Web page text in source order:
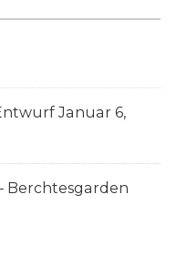
Januar 6,
Berchtesgarden